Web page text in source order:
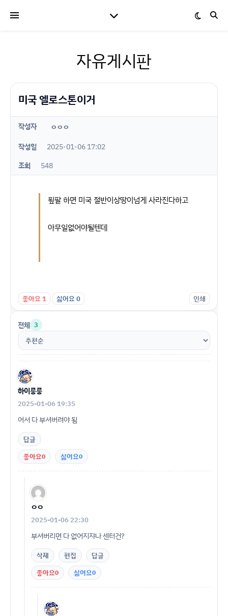
자유게시판
미국 엘로스톤이거
작성자 ㅇㅇㅇ
작성일
2025-01-06 17:02
조회
548
푚팔 하면 미국 절반이상땅이넘게 사라진다하고
아무일없어야될텐데
좋아요1 싫어요0 인쇄
전체 3
하이룽룽
2025-01-06 19:35
어서 다 부셔버려야 됨
답글
좋아요0 싫어요0
ㅇㅇ
2025-01-06 22:30
부셔버리면 다 없어지쟈나 센터건?
삭제 편집
답글
좋아요0 싫어요0